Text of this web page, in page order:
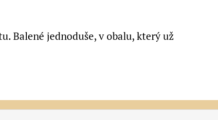
Balené jednoduše, v obalu, který už